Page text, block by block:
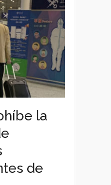
la
de